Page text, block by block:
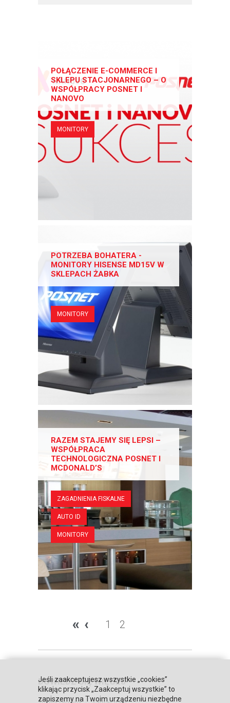
POŁĄCZENIE E-COMMERCE I
SKLEPU STACJONARNEGO – O
WSPÓŁPRACY POSNET I
NANOVO
MONITORY
POTRZEBA BOHATERA -
MONITORY HISENSE MD15V W
SKLEPACH ŻABKA
MONITORY
RAZEM STAJEMY SIĘ LEPSI –
WSPÓŁPRACA
TECHNOLOGICZNA POSNET I
MCDONALD’S
ZAGADNIENIA FISKALNE
AUTO ID
MONITORY
« ‹ 1 2
DOWIEDZ SIĘ WIĘCEJ
Jeśli zaakceptujesz wszystkie „cookies”
klikając przycisk „Zaakceptuj wszystkie” to
zapiszemy na Twoim urządzeniu niezbędne